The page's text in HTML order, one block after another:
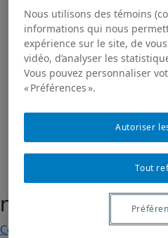
Dans les médias
GRIAS
RIAS
Projet de recherche Sakhī
Présentation du projet
Projet Sakhī : contexte
Projet Sakhī:
nourriture
Colloque Cours d'été,
Nous utilisons des témoins
informations qui nous
expérience sur le site, de
vidéo, d’analyser les
Vous pouvez personnaliser
« Préférences ».
Tout
Autoriser